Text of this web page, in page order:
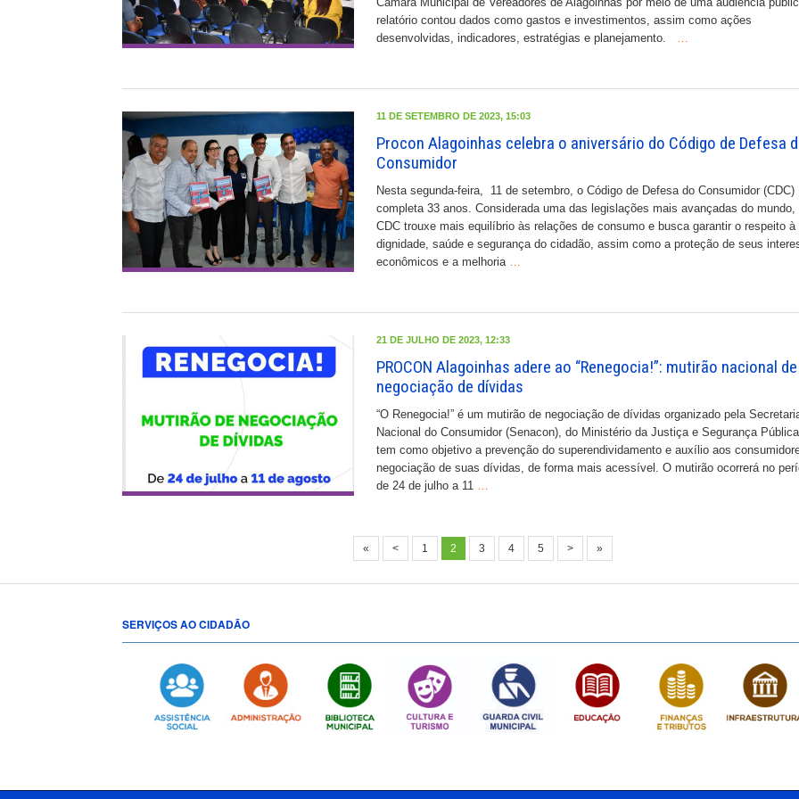
relatório contou dados como gastos e investimentos, assim como ações
desenvolvidas, indicadores, estratégias e planejamento. …
11 DE SETEMBRO DE 2023, 15:03
Procon Alagoinhas celebra o aniversário do Código de Defesa
Consumidor
Nesta segunda-feira, 11 de setembro, o Código de Defesa do Consumidor (CDC)
completa 33 anos. Considerada uma das legislações mais avançadas do mundo,
CDC trouxe mais equilíbrio às relações de consumo e busca garantir o respeito à
dignidade, saúde e segurança do cidadão, assim como a proteção de seus
econômicos e a melhoria …
21 DE JULHO DE 2023, 12:33
PROCON Alagoinhas adere ao “Renegocia!”: mutirão nacional de
negociação de dívidas
“O Renegocia!” é um mutirão de negociação de dívidas organizado pela
Nacional do Consumidor (Senacon), do Ministério da Justiça e Segurança
tem como objetivo a prevenção do superendividamento e auxílio aos
negociação de suas dívidas, de forma mais acessível. O mutirão ocorrerá no
de 24 de julho a 11 …
« < 1 2 3 4 5 > »
SERVIÇOS AO CIDADÃO